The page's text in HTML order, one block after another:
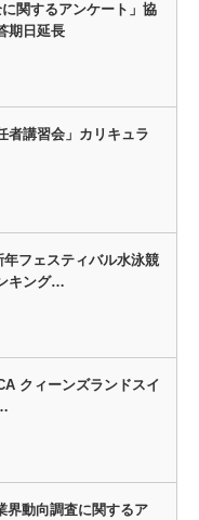
に関するアンケート」協
期日延長
者講習会」カリキュラ
年フェスティバル水泳競
キング…
クィーンズランドスイ
界動向調査に関するア